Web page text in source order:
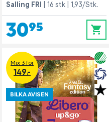
Salling FRI
16 stk 1,93/Stk.
30,95 0
Mix 3 for
149.-
BILKA AVISEN